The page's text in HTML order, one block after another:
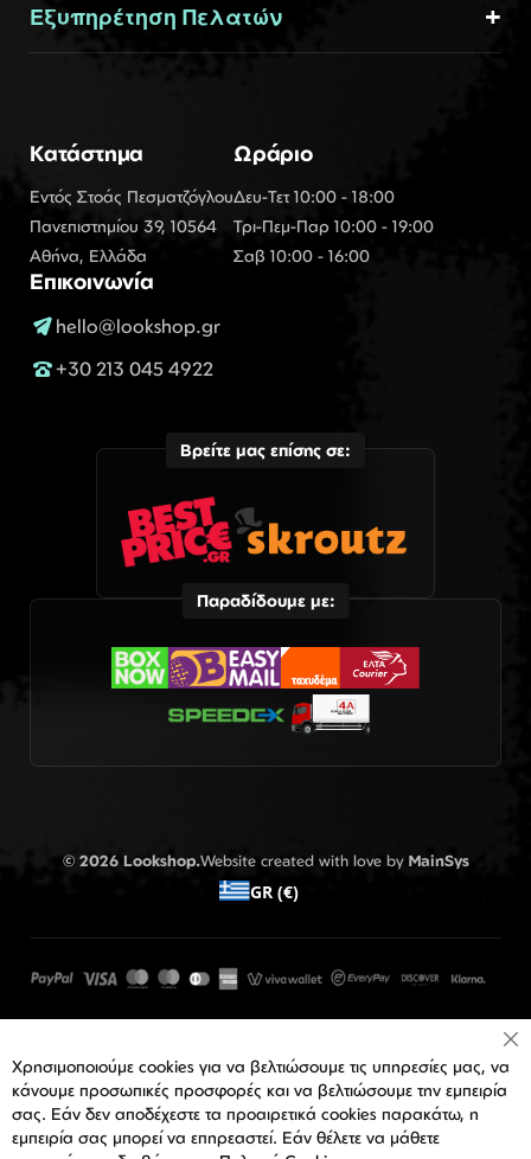
Εξυπηρέτηση Πελατών
Κατάστημα
Εντός Στοάς Πεσματζόγλου
Πανεπιστημίου 39, 10564
Αθήνα, Ελλάδα
Ωράριο
Δευ-Τετ 10:00 - 18:00
Τρι-Πεμ-Παρ 10:00 - 19:00
Σαβ 10:00 - 16:00
Επικοινωνία
hello@lookshop.gr
+30 213 045 4922
Βρείτε μας επίσης σε:
Παραδίδουμε με:
© 2026 Lookshop.Website created with love by MainSys
GR (€)
Χρησιμοποιούμε cookies για να βελτιώσουμε τις υπηρεσίες μας, να
κάνουμε προσωπικές προσφορές και να βελτιώσουμε την εμπειρία
σας. Εάν δεν αποδέχεστε τα προαιρετικά cookies παρακάτω, η
εμπειρία σας μπορεί να επηρεαστεί. Εάν θέλετε να μάθετε